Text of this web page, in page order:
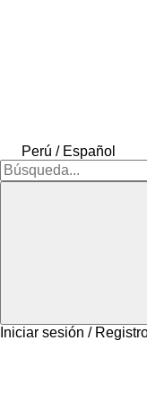
Perú / Español
Iniciar sesión /